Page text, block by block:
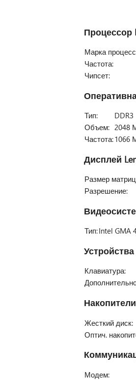
Процессор
Марка
Частота:
Чипсет:
Тип:
DDR3
Объем: 2048
Частота:1066
Дисплей
Размер
Разрешение:
Тип:Intel GMA
Клавиатура:
Накопители
Жесткий диск:
Оптич.
Модем: